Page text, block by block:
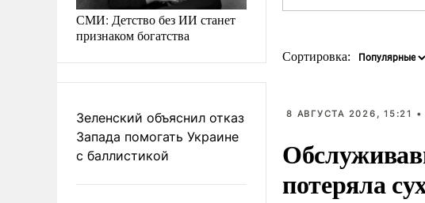
СМИ: Детство без ИИ станет
признаком богатства
Зеленский объяснил отказ
Запада помогать Украине
с баллистикой
Сортировка:
8 АВГУСТА 2026, 15:21 •
потеряла